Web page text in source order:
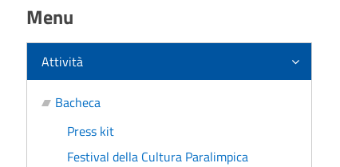
Menu
Attività
Bacheca
Press kit
Festival della Cultura Paralimpica